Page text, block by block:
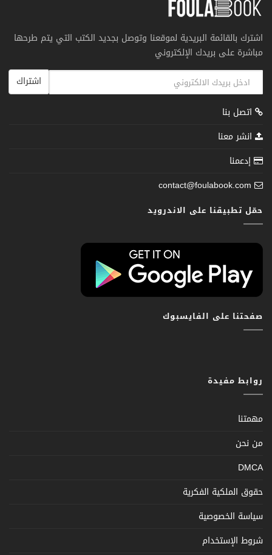
اشترك بالقائمة البريدية لموقعنا وتوصل بجديد الكتب التي يتم طرحها
مباشرة على بريدك الإلكتروني
اشتراك
اتصل بنا
انشر معنا
إدعمنا
contact@foulabook.com
حمّل تطبيقنا على الاندرويد
صفحتنا على الفايسبوك
روابط مفيدة
مهمتنا
من نحن
DMCA
حقوق الملكية الفكرية
سياسة الخصوصية
شروط الإستخدام